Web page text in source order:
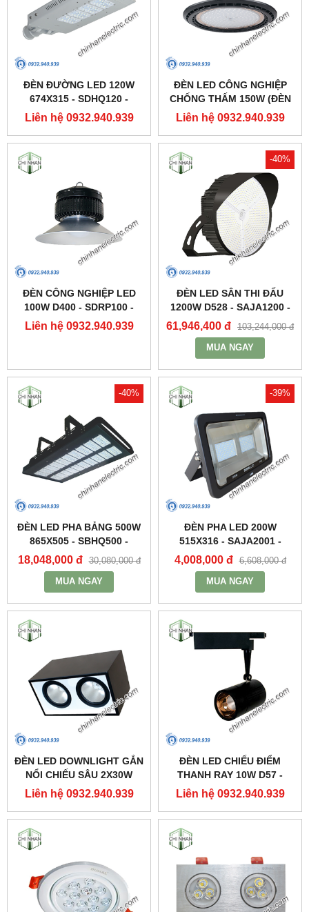
ĐÈN ĐƯỜNG LED 120W
674X315 - SDHQ120 -
DUHAL
Liên hệ 0932.940.939
ĐÈN LED CÔNG NGHIỆP
CHỐNG THẤM 150W (ĐÈN
HIGHBAY NHÀ XƯỞNG) -
DDB150 - DUHAL
Liên hệ 0932.940.939
ĐÈN CÔNG NGHIỆP LED
100W D400 - SDRP100 -
DUHAL
Liên hệ 0932.940.939
-40%
ĐÈN LED SÂN THI ĐẤU
1200W D528 - SAJA1200 -
DUHAL
61,946,400 đ 103,244,000 đ
MUA NGAY
-40%
ĐÈN LED PHA BẢNG 500W
865X505 - SBHQ500 -
DUHAL
18,048,000 đ 30,080,000 đ
MUA NGAY
-39%
ĐÈN PHA LED 200W
515X316 - SAJA2001 -
DUHAL
4,008,000 đ 6,608,000 đ
MUA NGAY
ĐÈN LED DOWNLIGHT GẮN
NỔI CHIẾU SÂU 2X30W
310X160 - DFB2301 -
Liên hệ 0932.940.939
ĐÈN LED CHIẾU ĐIỂM
THANH RAY 10W D57 -
DIA1101 - DUHAL
Liên hệ 0932.940.939